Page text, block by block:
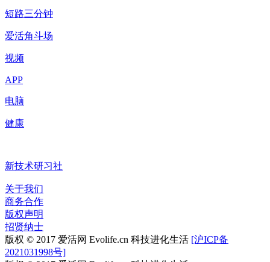
短路三分钟
爱活角斗场
视频
APP
电脑
健康
新技术研习社
关于我们
商务合作
版权声明
招贤纳士
版权 © 2017 爱活网 Evolife.cn 科技进化生活 [沪ICP备
2021031998号]